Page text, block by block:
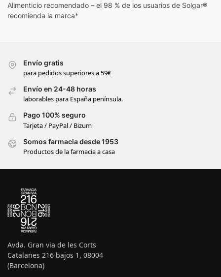
Alimenticio recomendado – el 98 % de los usuarios de Solgar®
recomienda la marca*
Envío gratis
para pedidos superiores a 59€
Envío en 24-48 horas
laborables para España península.
Pago 100% seguro
Tarjeta / PayPal / Bizum
Somos farmacia desde 1953
Productos de la farmacia a casa
Avda. Gran via de les Corts
Catalanes 216 bajos 1, 08004
(Barcelona)